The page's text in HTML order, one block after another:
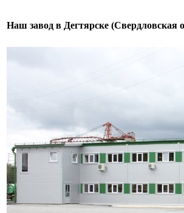
Наш завод в Дегтярске (Свердловская